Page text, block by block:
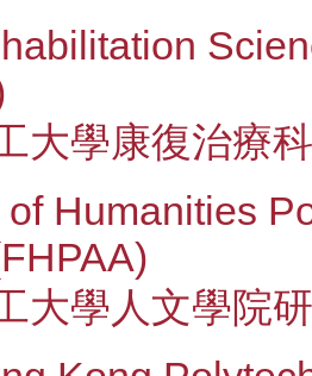
大學康復治療
Humanities
大學人文學院